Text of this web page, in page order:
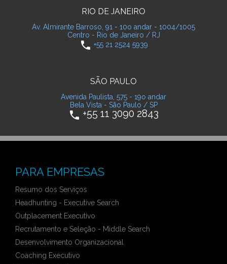
RIO DE JANEIRO
Av. Almirante Barroso, 91 - 10o andar - 1004/1005
Centro - Rio de Janeiro / RJ
phone +55 21 2524 5939
SÃO PAULO
Avenida Paulista, 575 - 19o andar
Bela Vista - São Paulo / SP
phone +55 11 3090 2843
PARA EMPRESAS
Resumo dos Serviços
Headhunting - Executive Search
Outplacement Executivo
Recrutamento e Seleção - Middle Search
Desenvolvimento Organizacional
Coaching Executivo